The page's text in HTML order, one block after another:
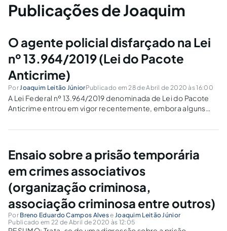
Publicações de Joaquim
O agente policial disfarçado na Lei
nº 13.964/2019 (Lei do Pacote
Anticrime)
PorJoaquim Leitão JúniorPublicado em 28 de Abril de 2020 às 16:00
A Lei Federal nº 13.964/2019 denominada de Lei do Pacote
Anticrime entrou em vigor recentemente, embora alguns
força de decisões monocráticas prolatadas pelo Supremo
Ensaio sobre a prisão temporária
em crimes associativos
(organização criminosa,
associação criminosa entre outros)
Por Breno Eduardo Campos Alvese Joaquim Leitão Júnior
Publicado em 22 de Abril de 2020 às 12:05